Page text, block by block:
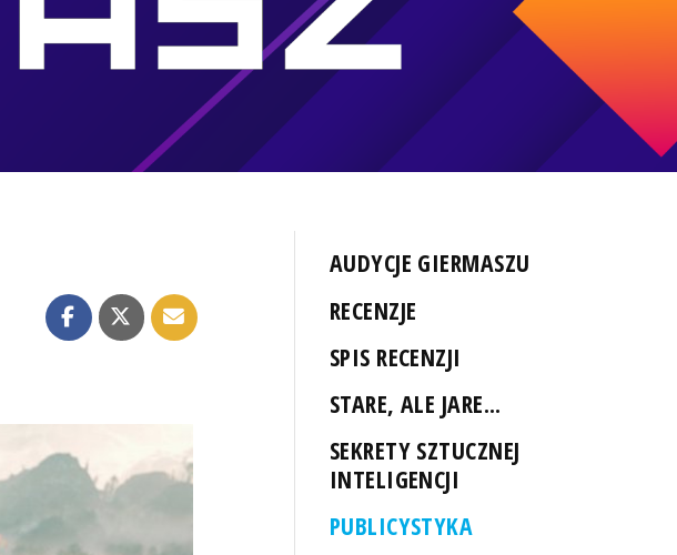
AUDYCJE GIERMASZU
RECENZJE
SPIS RECENZJI
STARE, ALE JARE...
SEKRETY SZTUCZNEJ
INTELIGENCJI
PUBLICYSTYKA